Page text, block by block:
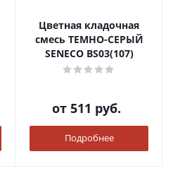
Цветная кладочная
смесь ТЕМНО-СЕРЫЙ
SENECO BS03(107)
от 511 руб.
Подробнее